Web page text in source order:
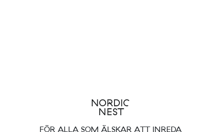
FÖR ALLA SOM ÄLSKAR ATT INREDA